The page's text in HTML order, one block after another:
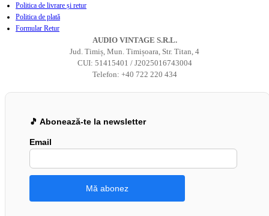
Politica de livrare și retur
Politica de plată
Formular Retur
AUDIO VINTAGE S.R.L.
Jud. Timiș, Mun. Timișoara, Str. Titan, 4
CUI: 51415401 / J2025016743004
Telefon: +40 722 220 434
🎵 Abonează-te la newsletter
Email